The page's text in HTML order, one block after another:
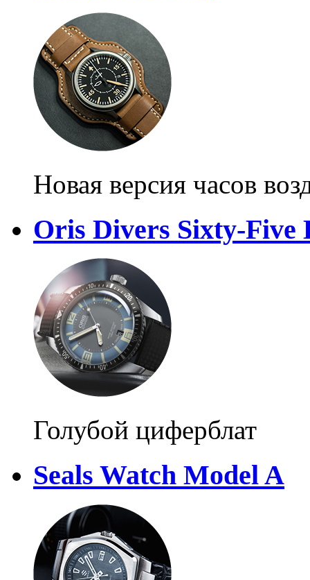
Новая версия часов
Oris Divers Sixty-Five
Голубой циферблат
Seals Watch Model A